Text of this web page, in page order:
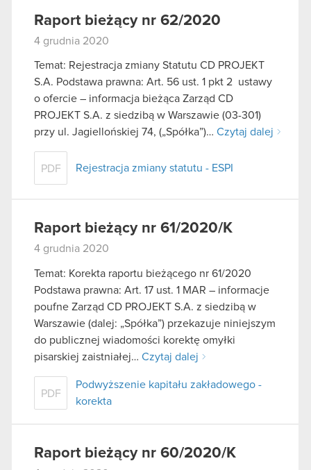
Raport bieżący nr 62/2020
4 grudnia 2020
Temat: Rejestracja zmiany Statutu CD PROJEKT
S.A. Podstawa prawna: Art. 56 ust. 1 pkt 2 ustawy
o ofercie – informacja bieżąca Zarząd CD
PROJEKT S.A. z siedzibą w Warszawie (03-301)
przy ul. Jagiellońskiej 74, („Spółka”)… Czytaj dalej
PDF Rejestracja zmiany statutu - ESPI
Raport bieżący nr 61/2020/K
4 grudnia 2020
Temat: Korekta raportu bieżącego nr 61/2020
Podstawa prawna: Art. 17 ust. 1 MAR – informacje
poufne Zarząd CD PROJEKT S.A. z siedzibą w
Warszawie (dalej: „Spółka”) przekazuje niniejszym
do publicznej wiadomości korektę omyłki
pisarskiej zaistniałej… Czytaj dalej
PDF
Podwyższenie kapitału zakładowego -
korekta
Raport bieżący nr 60/2020/K